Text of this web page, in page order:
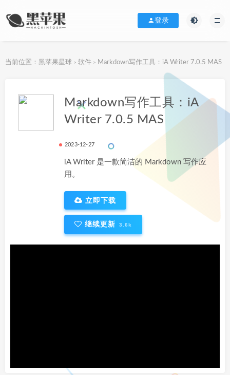
登录
当前位置： 黑苹果星球 > 软件 > Markdown写作工具：iA Writer 7.0.5 MAS
Markdown写作工具：iA
Writer 7.0.5 MAS
2023-12-27
iA Writer 是一款简洁的 Markdown 写作应
用。
立即下载
继续更新 3.6k